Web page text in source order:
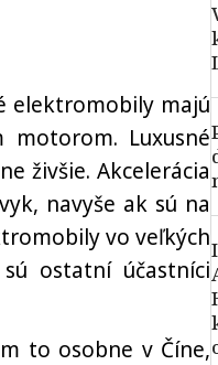
elektromobily majú
motorom. Luxusné
živšie. Akcelerácia
navyše ak sú na
vo veľkých
ostatní účastníci
to osobne v Číne,